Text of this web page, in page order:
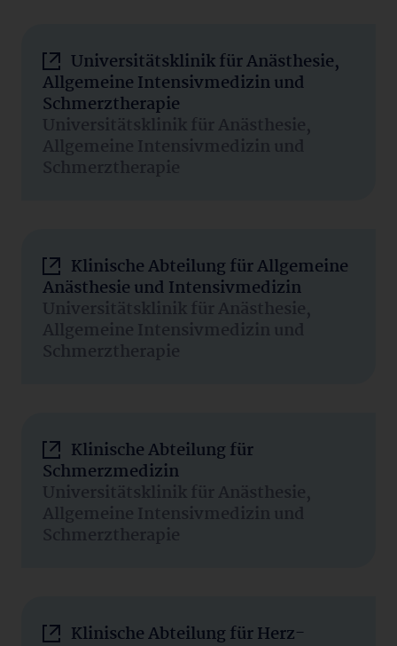
Universitätsklinik für Anästhesie,
Allgemeine Intensivmedizin und
Schmerztherapie
Universitätsklinik für Anästhesie,
Allgemeine Intensivmedizin und
Schmerztherapie
Klinische Abteilung für Allgemeine
Anästhesie und Intensivmedizin
Universitätsklinik für Anästhesie,
Allgemeine Intensivmedizin und
Schmerztherapie
Klinische Abteilung für
Schmerzmedizin
Universitätsklinik für Anästhesie,
Allgemeine Intensivmedizin und
Schmerztherapie
Klinische Abteilung für Herz-